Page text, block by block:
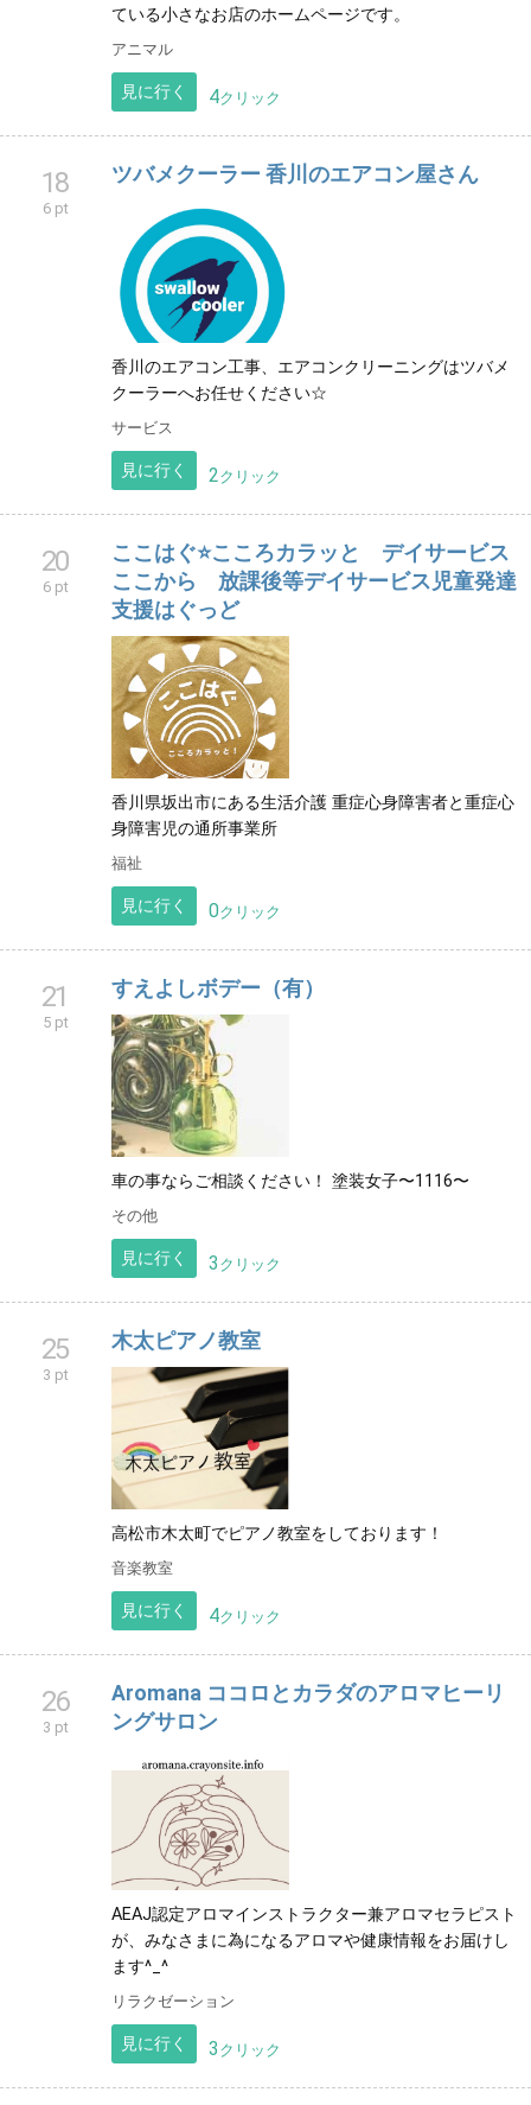
ている小さなお店のホームページです。
アニマル
見に行く 4クリック
18
6 pt
ツバメクーラー 香川のエアコン屋さん
香川のエアコン工事、エアコンクリーニングはツバメ
クーラーへお任せください☆
サービス
見に行く 2クリック
20
6 pt
ここはぐ⭐️こころカラッと デイサービス
ここから 放課後等デイサービス児童発達
支援はぐっど
香川県坂出市にある生活介護 重症心身障害者と重症心
身障害児の通所事業所
福祉
見に行く 0クリック
21
5 pt
すえよしボデー（有）
車の事ならご相談ください！ 塗装女子〜1116〜
その他
見に行く 3 クリック
25
3 pt
木太ピアノ教室
高松市木太町でピアノ教室をしております！
音楽教室
見に行く 4クリック
26
3 pt
Aromana ココロとカラダのアロマヒーリ
ングサロン
AEAJ認定アロマインストラクター兼アロマセラピスト
が、みなさまに為になるアロマや健康情報をお届けし
ます^_^
リラクゼーション
見に行く 3 クリック